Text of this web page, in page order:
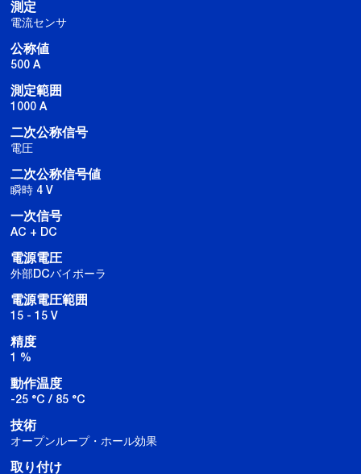
測定
電流センサ
公称値
500 A
測定範囲
1000 A
二次公称信号
電圧
二次公称信号値
瞬時 4 V
一次信号
AC + DC
電源電圧
外部DCバイポーラ
電源電圧範囲
15 - 15 V
精度
1 %
動作温度
-25 °C / 85 °C
技術
オープンループ・ホール効果
取り付け